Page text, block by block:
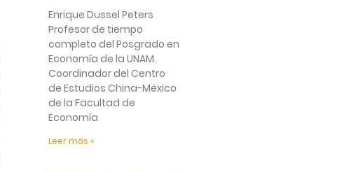
Enrique Dussel Peters
Profesor de tiempo
completo del Posgrado en
Economía de la UNAM.
Coordinador del Centro
de Estudios China-México
de la Facultad de
Economía
Leer más »